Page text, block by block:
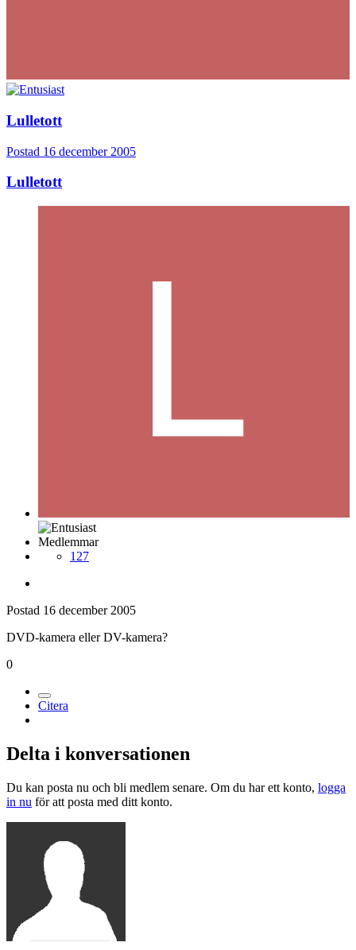
Lulletott
Postad 16 december 2005
Lulletott
Medlemmar
127
Postad 16 december 2005
DVD-kamera eller DV-kamera?
0
Citera
Delta i konversationen
Du kan posta nu och bli medlem senare. Om du har ett konto, logga
in nu för att posta med ditt konto.